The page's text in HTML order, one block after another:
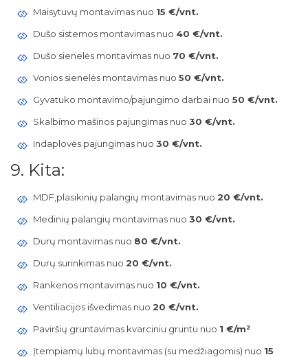
Maisytuvų montavimas nuo 15 €/vnt.
Dušo sistemos montavimas nuo 40 €/vnt.
Dušo sienelės montavimas nuo 70 €/vnt.
Vonios sienelės montavimas nuo 50 €/vnt.
Gyvatuko montavimo/pajungimo darbai nuo 50 €/vnt.
Skalbimo mašinos pajungimas nuo 30 €/vnt.
Indaplovės pajungimas nuo 30 €/vnt.
9. Kita:
MDF,plasikinių palangių montavimas nuo 20 €/vnt.
Medinių palangių montavimas nuo 30 €/vnt.
Durų montavimas nuo 80 €/vnt.
Durų surinkimas nuo 20 €/vnt.
Rankenos montavimas nuo 10 €/vnt.
Ventiliacijos išvedimas nuo 20 €/vnt.
Paviršių gruntavimas kvarciniu gruntu nuo 1 €/m²
Įtempiamų lubų montavimas (su medžiagomis) nuo 15